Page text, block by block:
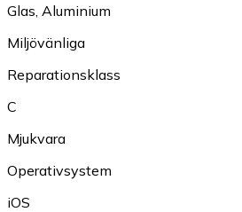
Glas Aluminium
Miljövänliga
Reparationsklass
C
Mjukvara
Operativsystem
iOS